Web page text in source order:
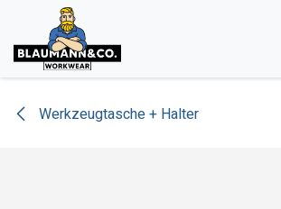
Zum Inhalt springen
Werkzeugtasche + Halter